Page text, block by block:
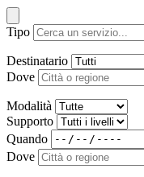
Tipo
Destinatario
Dove
Modalità
Supporto
Quando
Dove